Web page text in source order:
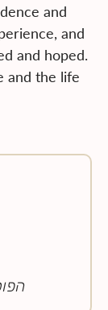
and
and
and hoped.
and the life